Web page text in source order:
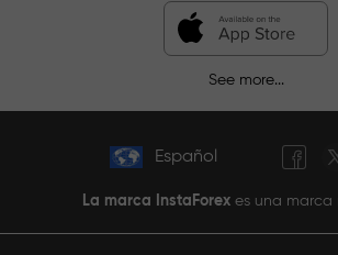
See more...
Español
La marca InstaForex es una marca